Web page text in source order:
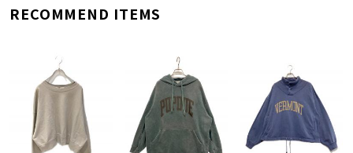
RECOMMEND ITEMS